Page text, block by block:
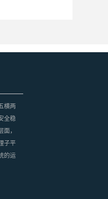
横两
全稳
，
子平
的运